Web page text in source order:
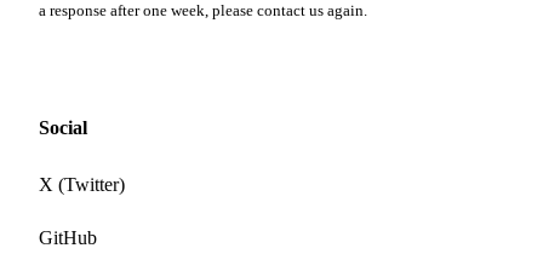
a response after one week, please contact us again.
Social
X (Twitter)
GitHub